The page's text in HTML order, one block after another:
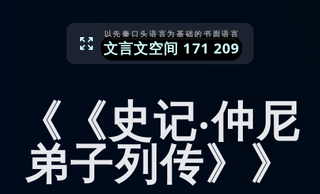
文言文空间 171 209
以先秦口头语言为基础的书面语言
《《史记·仲尼
弟子列传》》